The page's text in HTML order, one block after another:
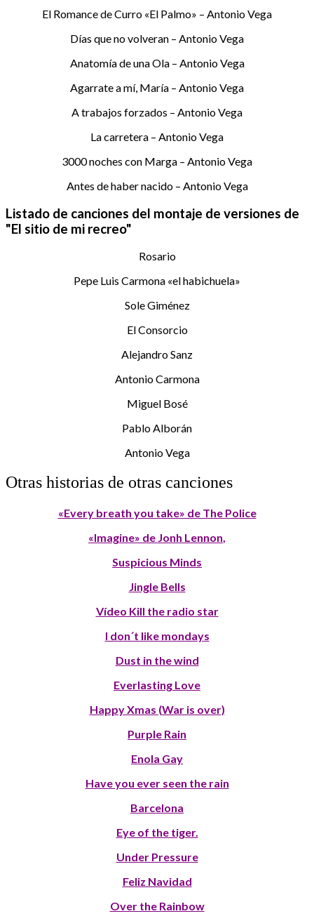
El Romance de Curro «El Palmo» – Antonio Vega
Días que no volveran – Antonio Vega
Anatomía de una Ola – Antonio Vega
Agarrate a mí, María – Antonio Vega
A trabajos forzados – Antonio Vega
La carretera – Antonio Vega
3000 noches con Marga – Antonio Vega
Antes de haber nacido – Antonio Vega
Listado de canciones del montaje de versiones de
"El sitio de mi recreo"
Rosario
Pepe Luis Carmona «el habichuela»
Sole Giménez
El Consorcio
Alejandro Sanz
Antonio Carmona
Miguel Bosé
Pablo Alborán
Antonio Vega
Otras historias de otras canciones
«Every breath you take» de The Police
«Imagine» de Jonh Lennon,
Suspicious Minds
Jingle Bells
Vídeo Kill the radio star
I don´t like mondays
Dust in the wind
Everlasting Love
Happy Xmas (War is over)
Purple Rain
Enola Gay
Have you ever seen the rain
Barcelona
Eye of the tiger.
Under Pressure
Feliz Navidad
Over the Rainbow